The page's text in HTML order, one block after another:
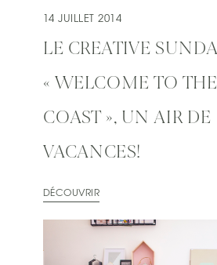
14 JUILLET 2014
LE CREATIVE
« WELCOME TO
COAST », UN AIR DE
VACANCES!
DÉCOUVRIR